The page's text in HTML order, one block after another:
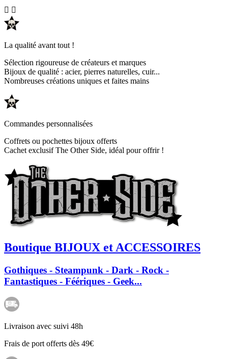
 
La qualité avant tout !
Sélection rigoureuse de créateurs et marques
Bijoux de qualité : acier, pierres naturelles, cuir...
Nombreuses créations uniques et faites mains
Commandes personnalisées
Coffrets ou pochettes bijoux offerts
Cachet exclusif The Other Side, idéal pour offrir !
Boutique BIJOUX et ACCESSOIRES
Gothiques - Steampunk - Dark - Rock -
Fantastiques - Féériques - Geek...
Livraison avec suivi 48h
Frais de port offerts dès 49€